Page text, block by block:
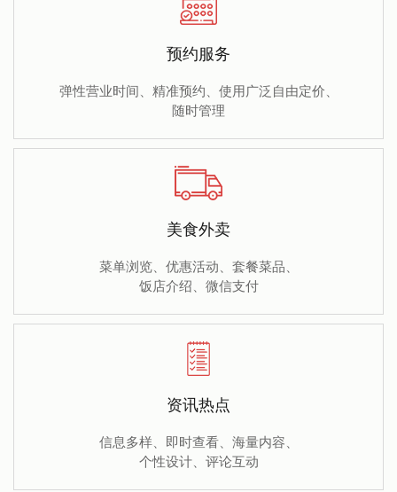
预约服务
弹性营业时间、精准预约、使用广泛自由定价、
随时管理
美食外卖
菜单浏览、优惠活动、套餐菜品、
饭店介绍、微信支付
资讯热点
信息多样、即时查看、海量内容、
个性设计、评论互动